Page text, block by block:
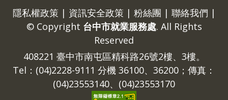
隱私權政策| 資訊安全政策| 粉絲團 | 聯絡我們 |
© Copyright 台中市就業服務處. All Rights
Reserved
408221 臺中市南屯區精科路26號2樓、3樓。
Tel：(04)2228-9111 分機 36100、36200；傳真：
(04)23553140、(04)23553170